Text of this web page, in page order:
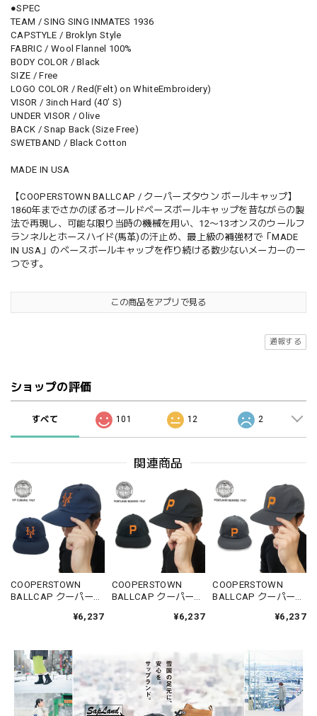
●SPEC
TEAM / SING SING INMATES 1936
CAPSTYLE / Broklyn Style
FABRIC / Wool Flannel 100%
BODY COLOR / Black
SIZE / Free
LOGO COLOR / Red(Felt) on WhiteEmbroidery)
VISOR / 3inch Hard (40’ S)
UNDER VISOR / Olive
BACK / Snap Back (Size Free)
SWETBAND / Black Cotton
MADE IN USA
【COOPERSTOWN BALLCAP / クーパーズタウン ボールキャップ】
1860年までさかのぼるオールドベースボールキャップを昔ながらの製
法で再現し、可能な限り当時の機械を用い、12〜13オンスのウールフ
ランネルとホースハイド(馬革)の汗止め、最上級の補強材で「MADE
IN USA」のベースボールキャップを作り続ける数少ないメーカーの一
つです。
この商品をアプリで見る
通報する
ショップの評価
すべて 101 12 2
関連商品
COOPERSTOWN
BALLCAP クーパーズ
100%
¥6,237
COOPERSTOWN
BALLCAP クーパーズ
¥6,237
COOPERSTOWN
BALLCAP クーパーズ
綿 100%
¥6,237